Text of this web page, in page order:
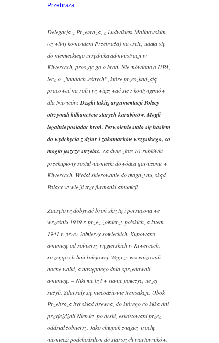
Przebraża:
Delegacja z Przebraża, z Ludwikiem Malinowskim
(cywilny komendant Przebraża) na czele, udała się
do niemieckiego urzędnika administracji w
Kiwercach, prosząc go o broń. Nie mówiono o UPA,
lecz o „bandach leśnych”, które przeszkadzają
pracować na roli i wywiązywać się z kontyngentów
dla Niemców. Dzięki takiej argumentacji Polacy
otrzymali kilkanaście starych karabinów. Mogli
legalnie posiadać broń. Pozwolenie stało się hasłem
do wydobycia z dziur i zakamarków wszystkiego, co
mogło jeszcze strzelać. Za dwie złote 10-rublówki
przekupiony został niemiecki dowódca garnizonu w
Kiwercach. Wydał skierowanie do magazynu, skąd
Polacy wywieźli trzy furmanki amunicji.
Zaczęto wydobywać broń ukrytą i porzuconą we
wrześniu 1939 r. przez żołnierzy polskich, a latem
1941 r. przez żołnierzy sowieckich. Kupowano
amunicję od żołnierzy węgierskich w Kiwercach,
strzegących linii kolejowej. Węgrzy inscenizowali
nocne walki, a następnego dnia sprzedawali
amunicję. – Nikt nie był w stanie policzyć, ile jej
zużyli. Zdarzały się niecodzienne transakcje. Obok
Przebraża był skład drewna, do którego co kilka dni
przyjeżdżali Niemicy po deski, eskortowani przez
oddział żołnierzy. Jako chłopak znający trochę
niemiecki podchodziłem do starszych wartowników,